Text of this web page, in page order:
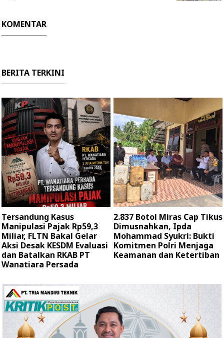
KOMENTAR
BERITA TERKINI
Tersandung Kasus
Manipulasi Pajak Rp59,3
Miliar, FLTN Bakal Gelar
Aksi Desak KESDM Evaluasi
dan Batalkan RKAB PT
Wanatiara Persada ‎
2.837 Botol Miras Cap Tikus
Dimusnahkan, Ipda
Mohammad Syukri: Bukti
Komitmen Polri Menjaga
Keamanan dan Ketertiban